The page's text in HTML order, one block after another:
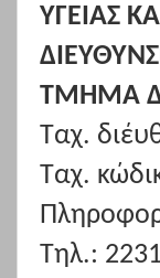
ΥΓΕΙΑΣ
ΤΜΗΜΑ
Ταχ.
Ταχ.
Τηλ.: